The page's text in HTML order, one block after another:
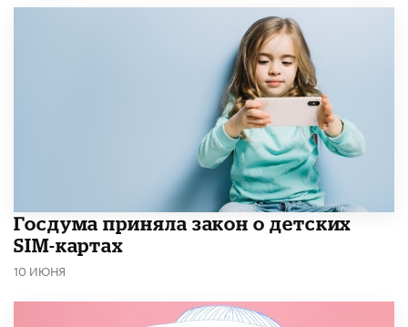
Госдума приняла закон о детских
SIM-картах
10 ИЮНЯ